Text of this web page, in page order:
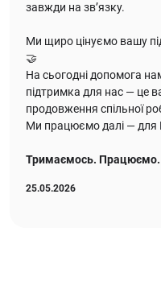
завжди на зв’язку.
Ми щиро цінуємо вашу
🤝
На сьогодні допомога
підтримка для нас — це
продовження спільної
Ми працюємо далі —
Тримаємось. Працюємо.
25.05.2026